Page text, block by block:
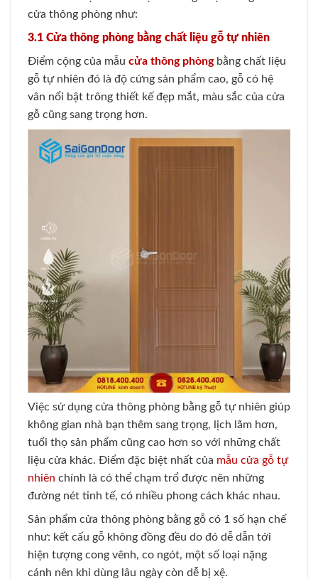
cửa thông phòng như:
3.1 Cửa thông phòng bằng chất liệu gỗ tự nhiên
Điểm cộng của mẫu cửa thông phòng bằng chất liệu
gỗ tự nhiên đó là độ cứng sản phẩm cao, gỗ có hệ
vân nổi bật trông thiết kế đẹp mắt, màu sắc của cửa
gỗ cũng sang trọng hơn.
Việc sử dụng cửa thông phòng bằng gỗ tự nhiên giúp
không gian nhà bạn thêm sang trọng, lịch lãm hơn,
tuổi thọ sản phẩm cũng cao hơn so với những chất
liệu cửa khác. Điểm đặc biệt nhất của mẫu cửa gỗ tự
nhiên chính là có thể chạm trổ được nên những
đường nét tinh tế, có nhiều phong cách khác nhau.
Sản phẩm cửa thông phòng bằng gỗ có 1 số hạn chế
như: kết cấu gỗ không đồng đều do đó dễ dẫn tới
hiện tượng cong vênh, co ngót, một số loại nặng
cánh nên khi dùng lâu ngày còn dễ bị xệ.